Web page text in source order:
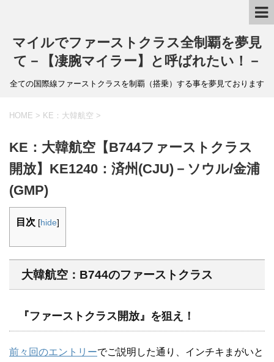
マイルでファーストクラス全制覇を夢見
て－【凄腕マイラー】と呼ばれたい！－
全ての国際線ファーストクラスを制覇（搭乗）する事を夢見ております
HOME > KE：大韓航空 >
KE：大韓航空【B744ファーストクラス
開放】KE1240：済州(CJU)－ソウル/金浦
(GMP)
目次 [hide]
大韓航空：B744のファーストクラス
『ファーストクラス開放』を狙え！
前々回のエントリーでご説明した通り、インチキまがいと